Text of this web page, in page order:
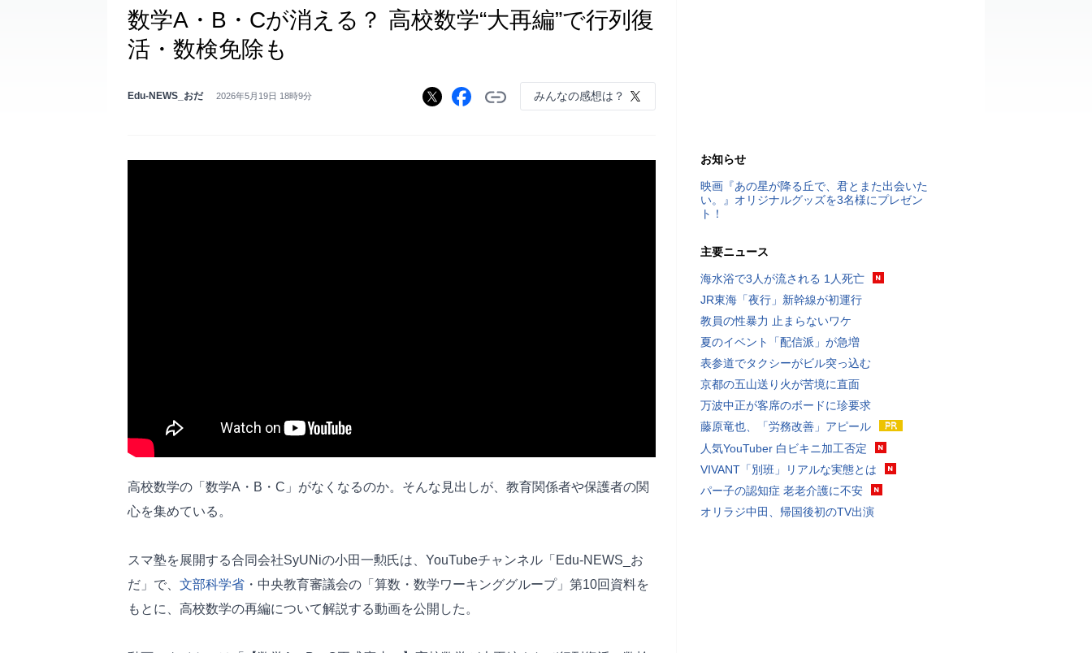
数学A・B・Cが消える？ 高校数学“大再編”で行列復
活・数検免除も
Edu-NEWS_おだ 2026年5月19日 18時9分 みんなの感想は？
高校数学の「数学A・B・C」がなくなるのか。そんな見出しが、教育関係者や保護者の関
心を集めている。
スマ塾を展開する合同会社SyUNiの小田一勲氏は、YouTubeチャンネル「Edu-NEWS_お
だ」で、 文部科学省 ・中央教育審議会の「算数・数学ワーキンググループ」第10回資料を
もとに、高校数学の再編について解説する動画を公開した。
お知らせ
映画『あの星が降る丘で、君とまた出会いた
い。』オリジナルグッズを3名様にプレゼン
ト！
主要ニュース
海水浴で3人が流される 1人死亡
JR東海「夜行」新幹線が初運行
教員の性暴力 止まらないワケ
夏のイベント「配信派」が急増
表参道でタクシーがビル突っ込む
京都の五山送り火が苦境に直面
万波中正が客席のボードに珍要求
藤原竜也、「労務改善」アピール
人気YouTuber 白ビキニ加工否定
VIVANT「別班」リアルな実態とは
パー子の認知症 老老介護に不安
オリラジ中田、帰国後初のTV出演